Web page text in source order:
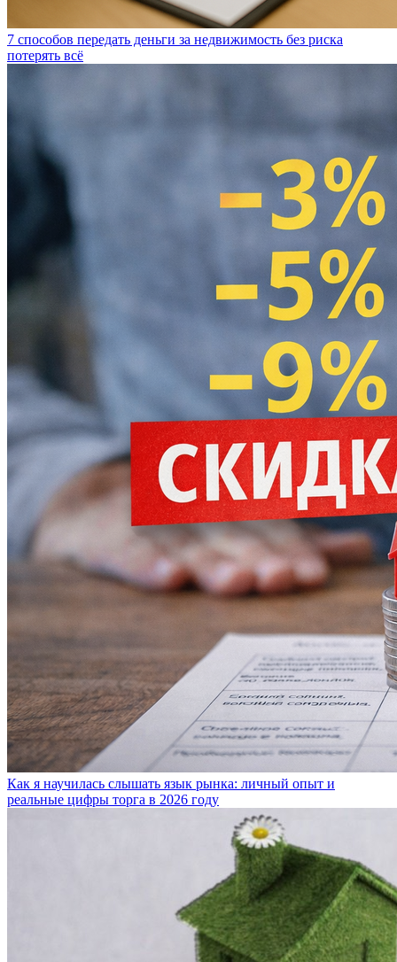
7 способов передать деньги за недвижимость без риска
потерять всё
Как я научилась слышать язык рынка: личный опыт и
реальные цифры торга в 2026 году